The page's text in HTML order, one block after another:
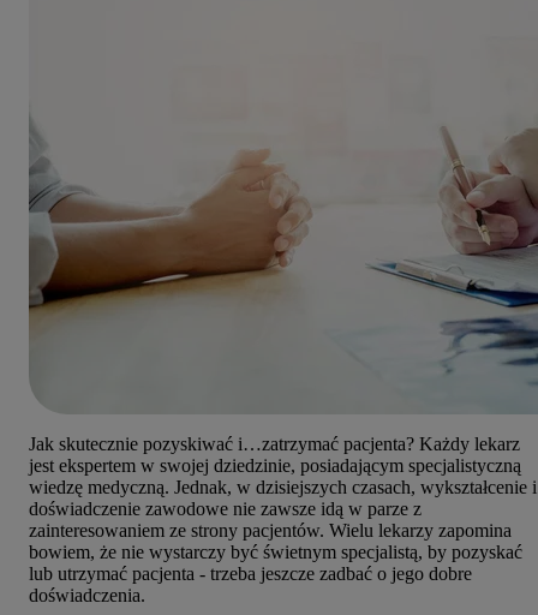
Jak skutecznie pozyskiwać i…zatrzymać pacjenta? Każdy lekarz
jest ekspertem w swojej dziedzinie, posiadającym specjalistyczną
wiedzę medyczną. Jednak, w dzisiejszych czasach, wykształcenie i
doświadczenie zawodowe nie zawsze idą w parze z
zainteresowaniem ze strony pacjentów. Wielu lekarzy zapomina
bowiem, że nie wystarczy być świetnym specjalistą, by pozyskać
lub utrzymać pacjenta - trzeba jeszcze zadbać o jego dobre
doświadczenia.